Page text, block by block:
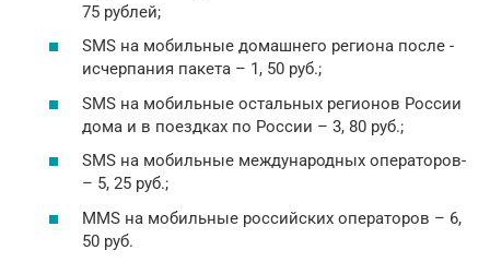
75 рублей;
SMS на мобильные домашнего региона после ­
исчерпания пакета – 1, 50 руб.;
SMS на мобильные остальных регионов Росси­и
дома и в поездках по России – 3, 80 руб­.;
SMS на мобильные международных операторов­
– 5, 25 руб.;
MMS на мобильные российских операторов – ­6,
50 руб.